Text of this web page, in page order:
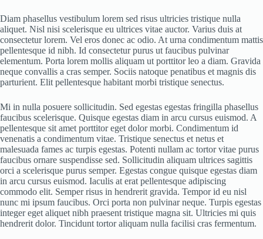
Diam phasellus vestibulum lorem sed risus ultricies tristique nulla
aliquet. Nisl nisi scelerisque eu ultrices vitae auctor. Varius duis at
consectetur lorem. Vel eros donec ac odio. At urna condimentum mattis
pellentesque id nibh. Id consectetur purus ut faucibus pulvinar
elementum. Porta lorem mollis aliquam ut porttitor leo a diam. Gravida
neque convallis a cras semper. Sociis natoque penatibus et magnis dis
parturient. Elit pellentesque habitant morbi tristique senectus.
Mi in nulla posuere sollicitudin. Sed egestas egestas fringilla phasellus
faucibus scelerisque. Quisque egestas diam in arcu cursus euismod. A
pellentesque sit amet porttitor eget dolor morbi. Condimentum id
venenatis a condimentum vitae. Tristique senectus et netus et
malesuada fames ac turpis egestas. Potenti nullam ac tortor vitae purus
faucibus ornare suspendisse sed. Sollicitudin aliquam ultrices sagittis
orci a scelerisque purus semper. Egestas congue quisque egestas diam
in arcu cursus euismod. Iaculis at erat pellentesque adipiscing
commodo elit. Semper risus in hendrerit gravida. Tempor id eu nisl
nunc mi ipsum faucibus. Orci porta non pulvinar neque. Turpis egestas
integer eget aliquet nibh praesent tristique magna sit. Ultricies mi quis
hendrerit dolor. Tincidunt tortor aliquam nulla facilisi cras fermentum.